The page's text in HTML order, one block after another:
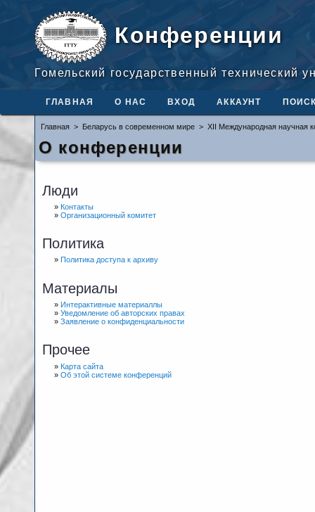
Конференции
Гомельский государственный технический
ГЛАВНАЯ О НАС ВХОД АККАУНТ
Главная > Беларусь в современном мире > XII Международная научная
О конференции
Люди
» Контакты
» Организационный комитет
Политика
» Политика доступа к архиву
Материалы
» Интерактивные материаллы
» Уведомление об авторских правах
» Заявление о конфиденциальности
Прочее
» Карта сайта
» Об этой системе конференций